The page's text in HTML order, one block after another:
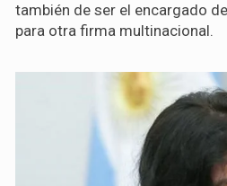
también de ser el encargado
para otra firma multinacional.